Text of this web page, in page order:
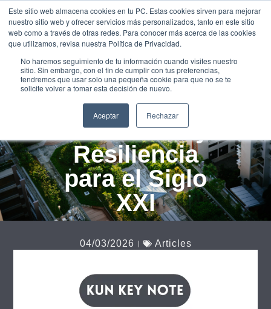
Este sitio web almacena cookies en tu PC. Estas cookies sirven para mejorar
nuestro sitio web y ofrecer servicios más personalizados, tanto en este sitio
web como a través de otras redes. Para conocer más acerca de las cookies
que utilizamos, revisa nuestra Política de Privacidad.
No haremos seguimiento de tu información cuando visites nuestro
sitio. Sin embargo, con el fin de cumplir con tus preferencias,
tendremos que usar solo una pequeña cookie para que no se te
solicite volver a tomar esta decisión de nuevo.
Aceptar Rechazar
UNEIX-
TE
Buenos Aires
a la
Vanguardia:
Innovación y
Resiliencia
para el Siglo
XXI
04/03/2026 Articles